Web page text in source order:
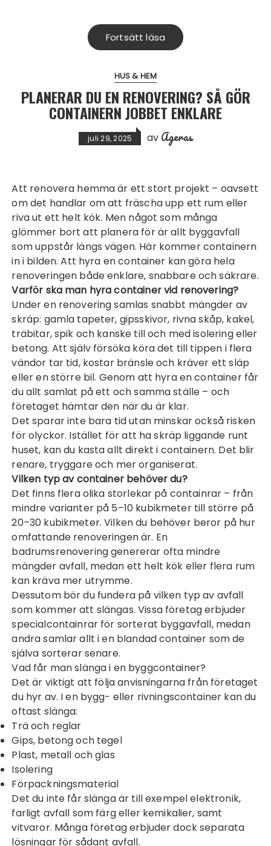
Fortsätt läsa
HUS & HEM
PLANERAR DU EN RENOVERING? SÅ GÖR
CONTAINERN JOBBET ENKLARE
juli 29, 2025 av Ageras
Att renovera hemma är ett stort projekt – oavsett
om det handlar om att fräscha upp ett rum eller
riva ut ett helt kök. Men något som många
glömmer bort att planera för är allt byggavfall
som uppstår längs vägen. Här kommer containern
in i bilden. Att hyra en container kan göra hela
renoveringen både enklare, snabbare och säkrare.
Varför ska man hyra container vid renovering?
Under en renovering samlas snabbt mängder av
skräp: gamla tapeter, gipsskivor, rivna skåp, kakel,
träbitar, spik och kanske till och med isolering eller
betong. Att själv försöka köra det till tippen i flera
vändor tar tid, kostar bränsle och kräver ett släp
eller en större bil. Genom att hyra en container får
du allt samlat på ett och samma ställe – och
företaget hämtar den när du är klar.
Det sparar inte bara tid utan minskar också risken
för olyckor. Istället för att ha skräp liggande runt
huset, kan du kasta allt direkt i containern. Det blir
renare, tryggare och mer organiserat.
Vilken typ av container behöver du?
Det finns flera olika storlekar på containrar – från
mindre varianter på 5–10 kubikmeter till större på
20–30 kubikmeter. Vilken du behöver beror på hur
omfattande renoveringen är. En
badrumsrenovering genererar ofta mindre
mängder avfall, medan ett helt kök eller flera rum
kan kräva mer utrymme.
Dessutom bör du fundera på vilken typ av avfall
som kommer att slängas. Vissa företag erbjuder
specialcontainrar för sorterat byggavfall, medan
andra samlar allt i en blandad container som de
själva sorterar senare.
Vad får man slänga i en byggcontainer?
Det är viktigt att följa anvisningarna från företaget
du hyr av. I en bygg- eller rivningscontainer kan du
oftast slänga:
Trä och reglar
Gips, betong och tegel
Plast, metall och glas
Isolering
Förpackningsmaterial
Det du inte får slänga är till exempel elektronik,
farligt avfall som färg eller kemikalier, samt
vitvaror. Många företag erbjuder dock separata
lösningar för sådant avfall.